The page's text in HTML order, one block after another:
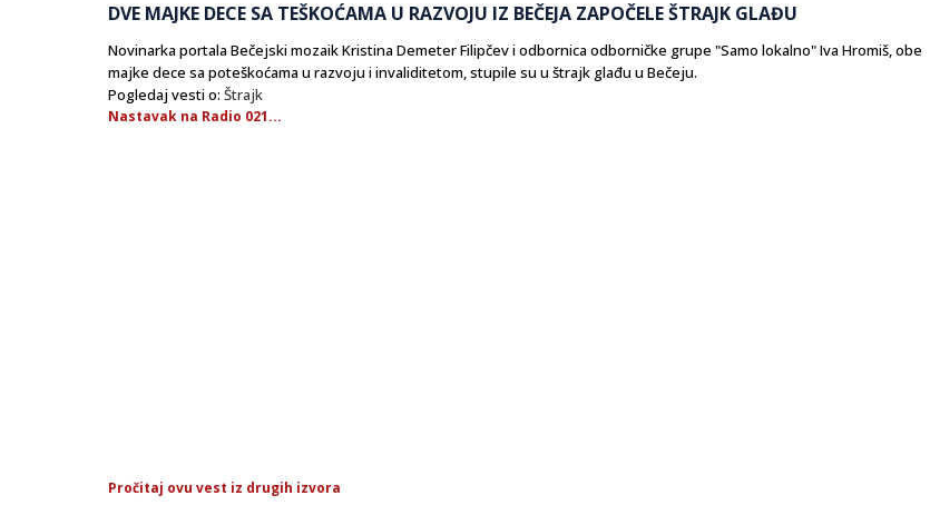
DVE MAJKE DECE SA TEŠKOĆAMA U RAZVOJU IZ BEČEJA ZAPOČELE ŠTRAJK GLAĐU
Novinarka portala Bečejski mozaik Kristina Demeter Filipčev i odbornica odborničke grupe "Samo lokalno" Iva Hromiš, obe
majke dece sa poteškoćama u razvoju i invaliditetom, stupile su u štrajk glađu u Bečeju.
Pogledaj vesti o: Štrajk
Nastavak na Radio 021...
Pročitaj ovu vest iz drugih izvora